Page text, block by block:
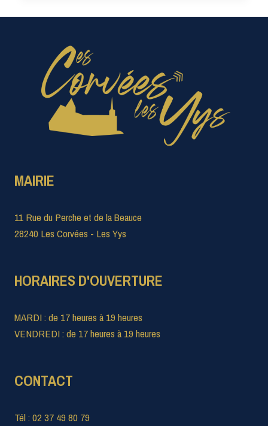
MAIRIE
11 Rue du Perche et de la Beauce
28240 Les Corvées - Les Yys
HORAIRES D'OUVERTURE
MARDI : de 17 heures à 19 heures
VENDREDI : de 17 heures à 19 heures
CONTACT
Tél : 02 37 49 80 79